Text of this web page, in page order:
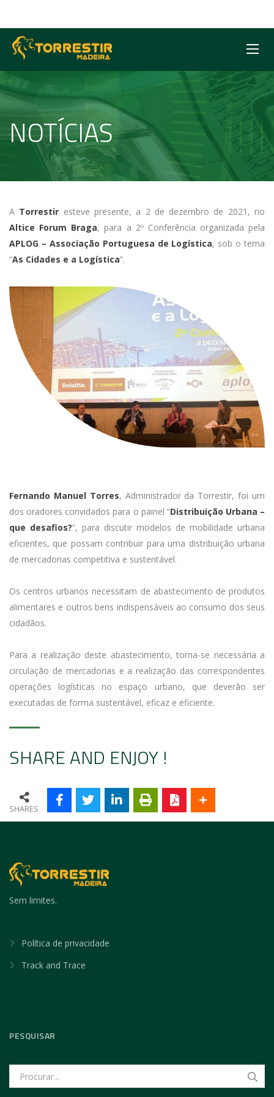
NOTÍCIAS
A Torrestir esteve presente, a 2 de dezembro de 2021, no
Altice Forum Braga, para a 2º Conferência organizada pela
APLOG – Associação Portuguesa de Logística, sob o tema
“As Cidades e a Logística”.
Fernando Manuel Torres, Administrador da Torrestir, foi um
dos oradores convidados para o painel “Distribuição Urbana –
que desafios?”, para discutir modelos de mobilidade urbana
eficientes, que possam contribuir para uma distribuição urbana
de mercadorias competitiva e sustentável.
Os centros urbanos necessitam de abastecimento de produtos
alimentares e outros bens indispensáveis ao consumo dos seus
cidadãos.
Para a realização deste abastecimento, torna-se necessária a
circulação de mercadorias e a realização das correspondentes
operações logísticas no espaço urbano, que deverão ser
executadas de forma sustentável, eficaz e eficiente.
SHARE AND ENJOY !
SHARES
Sem limites.
Política de privacidade
Track and Trace
PESQUISAR